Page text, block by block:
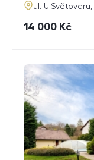
adresa
ul. U
cena
14 000 Kč